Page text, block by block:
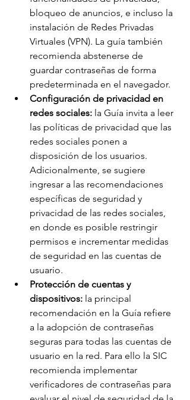
bloqueo de anuncios, e incluso la
instalación de Redes Privadas
Virtuales (VPN). La guía también
recomienda abstenerse de
guardar contraseñas de forma
predeterminada en el navegador.
Configuración de privacidad en
redes sociales: la Guía invita a leer
las políticas de privacidad que las
redes sociales ponen a
disposición de los usuarios.
Adicionalmente, se sugiere
ingresar a las recomendaciones
específicas de seguridad y
privacidad de las redes sociales,
en donde es posible restringir
permisos e incrementar medidas
de seguridad en las cuentas de
usuario.
Protección de cuentas y
dispositivos: la principal
recomendación en la Guía refiere
a la adopción de contraseñas
seguras para todas las cuentas de
usuario en la red. Para ello la SIC
recomienda implementar
verificadores de contraseñas para